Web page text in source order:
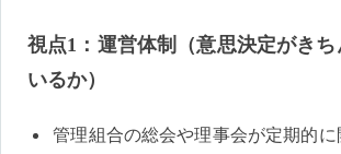
視点1：運営体制（意思決定がき
いるか）
管理組合の総会や理事会が定期的に